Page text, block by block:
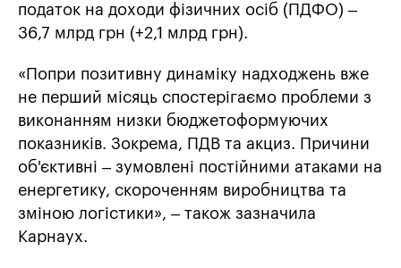
податок на доходи фізичних осіб (ПДФО) –
36,7 млрд грн (+2,1 млрд грн).
«Попри позитивну динаміку надходжень вже
не перший місяць спостерігаємо проблеми з
виконанням низки бюджетоформуючих
показників. Зокрема, ПДВ та акциз. Причини
об'єктивні – зумовлені постійними атаками на
енергетику, скороченням виробництва та
зміною логістики», – також зазначила
Карнаух.